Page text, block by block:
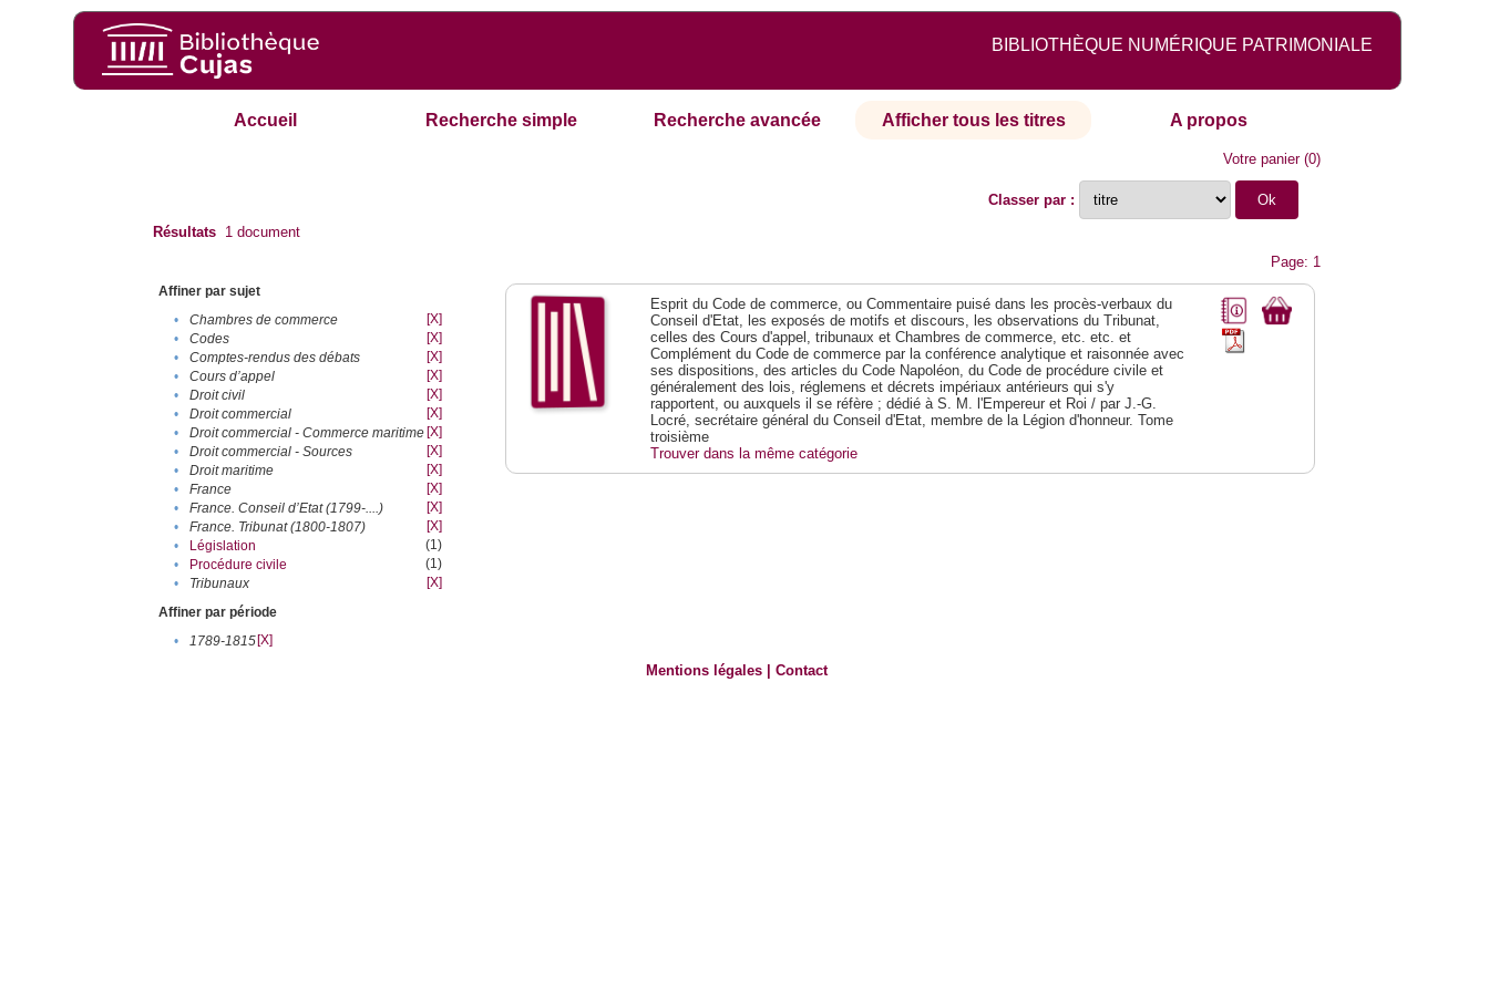
BIBLIOTHÈQUE NUMÉRIQUE PATRIMONIALE
Accueil Recherche simple Recherche avancée Afficher tous les titres A propos
Votre panier(0)
Classer par :
Résultats 1 document
Page: 1
Affiner par sujet
•
Chambres de commerce
[X]
•
Codes
[X]
•
Comptes-rendus des débats
[X]
•
Cours d’appel
[X]
•
Droit civil
[X]
•
Droit commercial
[X]
•
Droit commercial - Commerce maritime [X]
•
Droit commercial - Sources
[X]
•
Droit maritime
[X]
•
France
[X]
•
France. Conseil d’Etat (1799-....)
[X]
•
France. Tribunat (1800-1807)
[X]
•
Législation
(1)
•
Procédure civile
(1)
•
Tribunaux
[X]
Affiner par période
•
1789-1815[X]
Esprit du Code de commerce, ou Commentaire puisé dans les procès-verbaux du
Conseil d'Etat, les exposés de motifs et discours, les observations du Tribunat,
celles des Cours d'appel, tribunaux et Chambres de commerce, etc. etc. et
Complément du Code de commerce par la conférence analytique et raisonnée avec
ses dispositions, des articles du Code Napoléon, du Code de procédure civile et
généralement des lois, réglemens et décrets impériaux antérieurs qui s'y
rapportent, ou auxquels il se réfère ; dédié à S. M. l'Empereur et Roi / par J.-G.
Locré, secrétaire général du Conseil d'Etat, membre de la Légion d'honneur. Tome
troisième
Trouver dans la même catégorie
Mentions légales |Contact